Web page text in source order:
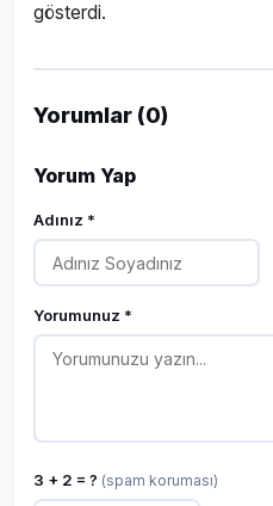
gösterdi.
Yorumlar (0)
Yorum Yap
Adınız *
Yorumunuz *
3 + 2 = ? (spam koruması)